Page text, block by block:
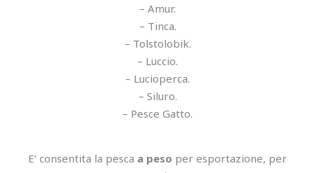
– Amur.
– Tinca.
– Tolstolobik.
– Luccio.
– Lucioperca.
– Siluro.
– Pesce Gatto.
E’ consentita la pesca a peso per esportazione, per